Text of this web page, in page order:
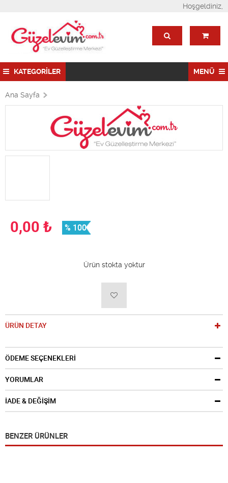
Hoşgeldiniz,
KATEGORİLER MENÜ
Ana Sayfa
0,00 ₺ % 100
Ürün stokta yoktur
ÜRÜN DETAY
ÖDEME SEÇENEKLERİ
YORUMLAR
İADE & DEĞİŞİM
BENZER ÜRÜNLER